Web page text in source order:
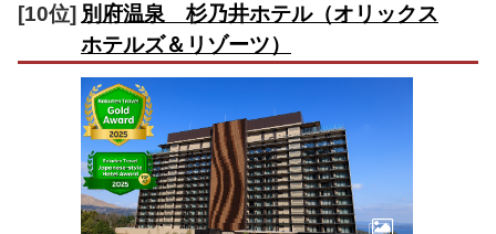
[10位] 別府温泉 杉乃井ホテル（オリックス
ホテルズ＆リゾーツ）